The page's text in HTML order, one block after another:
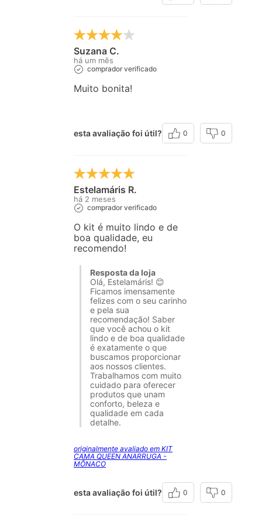
Suzana C.
há um mês
comprador verificado
Muito bonita!
esta avaliação foi útil? 0 0
Estelamáris R.
há 2 meses
comprador verificado
O kit é muito lindo e de
boa qualidade, eu
recomendo!
Resposta da loja
Olá, Estelamáris! 😊
Ficamos imensamente
felizes com o seu carinho
e pela sua
recomendação! Saber
que você achou o kit
lindo e de boa qualidade
é exatamente o que
buscamos proporcionar
aos nossos clientes.
Trabalhamos com muito
cuidado para oferecer
produtos que unam
conforto, beleza e
qualidade em cada
detalhe.
originalmente avaliado em KIT
CAMA QUEEN ANARRUGA -
MÔNACO
esta avaliação foi útil? 0 0